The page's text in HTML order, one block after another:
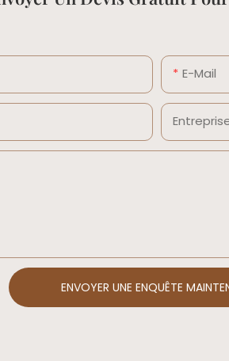
E-Mail
ENVOYER UNE ENQUÊTE